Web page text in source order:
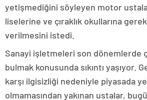
yetişmediğini söyleyen motor
liselerine ve çıraklık okullarına
verilmesini istedi.
Sanayi işletmeleri son dönemlerde
bulmak konusunda sıkıntı yaşıyor.
karşı ilgisizliği nedeniyle piyasada
olmamasından yakınan ustalar,